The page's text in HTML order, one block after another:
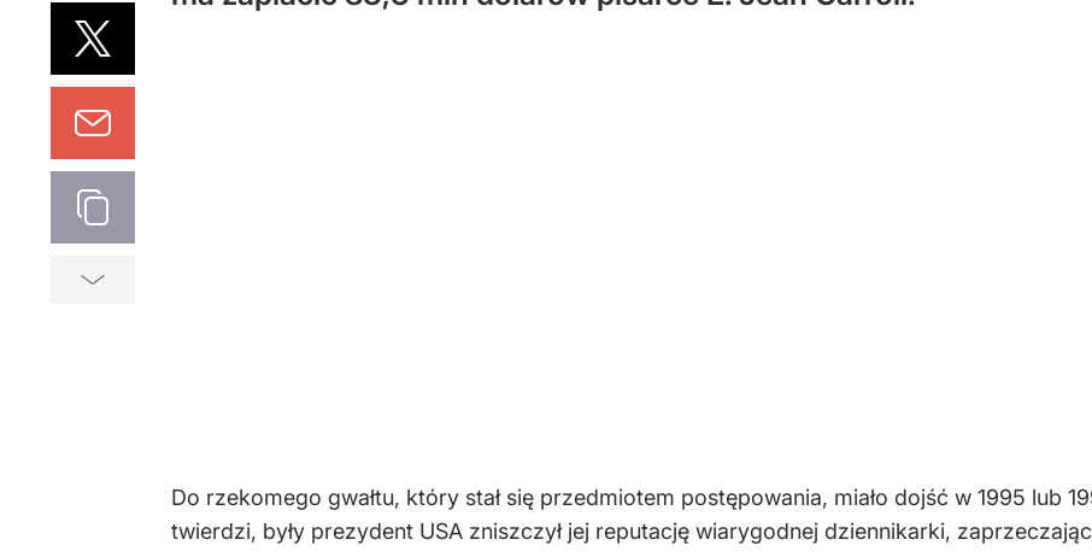
Do rzekomego gwałtu, który stał się przedmiotem postępowania, miało dojść w 1995 lub
twierdzi, były prezydent USA zniszczył jej reputację wiarygodnej dziennikarki,